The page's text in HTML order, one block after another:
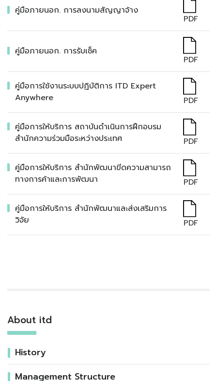
คู่มือภายนอก. การลงนามสัญญาจ้าง
PDF
คู่มือภายนอก. การรับเช็ค
PDF
คู่มือการใช้งานระบบปฏิบัติการ ITD Expert
Anywhere
PDF
คู่มือการให้บริการ สถาบันดำเนินการฝึกอบรม
สำนักความร่วมมือระหว่างประเทศ
PDF
คู่มือการให้บริการ สำนักพัฒนาขีดความสามารถ
ทางการค้าและการพัฒนา
PDF
คู่มือการให้บริการ สำนักพัฒนาและส่งเสริมการ
วิจัย
PDF
About itd
History
Management Structure